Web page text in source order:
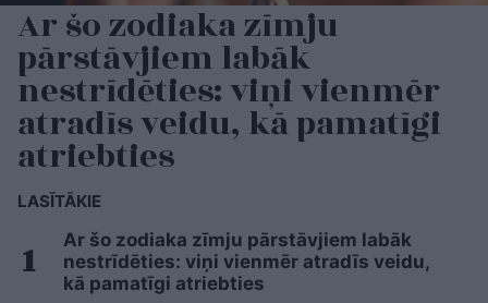
Ar šo zodiaka zīmju
pārstāvjiem labāk
nestrīdēties: viņi vienmēr
atradīs veidu, kā pamatīgi
atriebties
LASĪTĀKIE
Ar šo zodiaka zīmju pārstāvjiem labāk
nestrīdēties: viņi vienmēr atradīs veidu,
kā pamatīgi atriebties